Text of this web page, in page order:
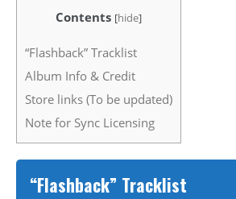
Contents [hide]
“Flashback” Tracklist
Album Info & Credit
Store links (To be updated)
Note for Sync Licensing
“Flashback” Tracklist